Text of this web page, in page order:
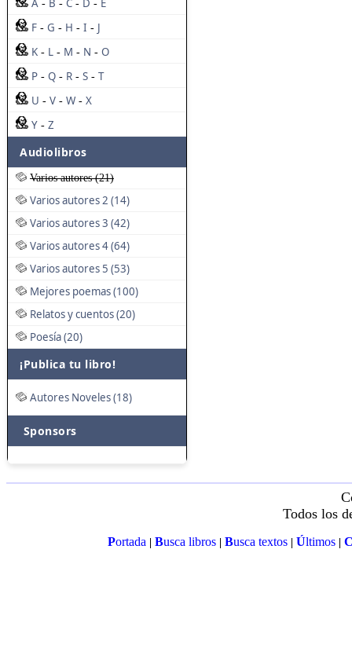
A - B - C - D - E
F - G - H - I - J
K - L - M - N - O
P - Q - R - S - T
U - V - W - X
Y - Z
Audiolibros
Varios autores (21)
Varios autores 2 (14)
Varios autores 3 (42)
Varios autores 4 (64)
Varios autores 5 (53)
Mejores poemas (100)
Relatos y cuentos (20)
Poesía (20)
¡Publica tu libro!
Autores Noveles (18)
Sponsors
Todos los
Portada| Busca libros| Busca textos| Últimos|